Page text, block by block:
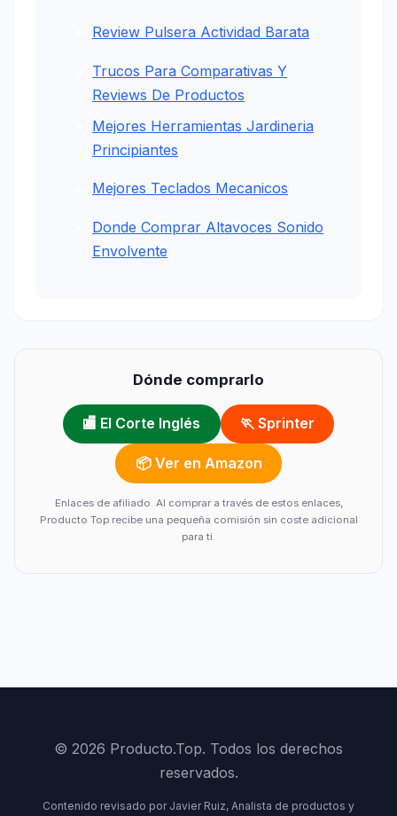
Review Pulsera Actividad Barata
Trucos Para Comparativas Y
Reviews De Productos
Mejores Herramientas Jardineria
Principiantes
Mejores Teclados Mecanicos
Donde Comprar Altavoces Sonido
Envolvente
Dónde comprarlo
🏬 El Corte Inglés 🏃 Sprinter
📦 Ver en Amazon
Enlaces de afiliado. Al comprar a través de estos enlaces,
Producto Top recibe una pequeña comisión sin coste adicional
para ti.
© 2026 Producto.Top. Todos los derechos
reservados.
Contenido revisado por Javier Ruiz, Analista de productos y